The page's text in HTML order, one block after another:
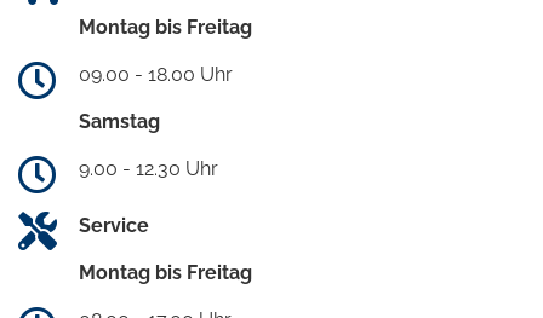
Montag bis Freitag
09.00 - 18.00 Uhr
Samstag
9.00 - 12.30 Uhr
Service
Montag bis Freitag